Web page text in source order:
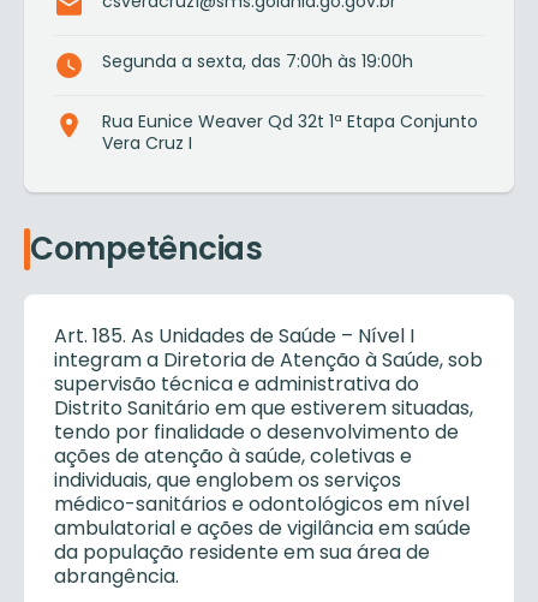
Segunda a sexta, das 7:00h às 19:00h
Rua Eunice Weaver Qd 32t 1ª Etapa Conjunto
Vera Cruz I
Competências
Art. 185. As Unidades de Saúde – Nível I
integram a Diretoria de Atenção à Saúde, sob
supervisão técnica e administrativa do
Distrito Sanitário em que estiverem situadas,
tendo por finalidade o desenvolvimento de
ações de atenção à saúde, coletivas e
individuais, que englobem os serviços
médico-sanitários e odontológicos em nível
ambulatorial e ações de vigilância em saúde
da população residente em sua área de
abrangência.